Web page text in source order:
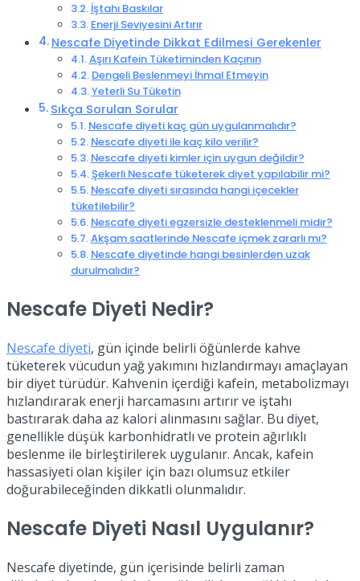
İştahı Baskılar
Enerji Seviyesini Artırır
Nescafe Diyetinde Dikkat Edilmesi Gerekenler
Aşırı Kafein Tüketiminden Kaçının
Dengeli Beslenmeyi İhmal Etmeyin
Yeterli Su Tüketin
Sıkça Sorulan Sorular
Nescafe diyeti kaç gün uygulanmalıdır?
Nescafe diyeti ile kaç kilo verilir?
Nescafe diyeti kimler için uygun değildir?
Şekerli Nescafe tüketerek diyet yapılabilir mi?
Nescafe diyeti sırasında hangi içecekler
tüketilebilir?
Nescafe diyeti egzersizle desteklenmeli midir?
Akşam saatlerinde Nescafe içmek zararlı mı?
Nescafe diyetinde hangi besinlerden uzak
durulmalıdır?
Nescafe Diyeti Nedir?
Nescafe diyeti, gün içinde belirli öğünlerde kahve
tüketerek vücudun yağ yakımını hızlandırmayı amaçlayan
bir diyet türüdür. Kahvenin içerdiği kafein, metabolizmayı
hızlandırarak enerji harcamasını artırır ve iştahı
bastırarak daha az kalori alınmasını sağlar. Bu diyet,
genellikle düşük karbonhidratlı ve protein ağırlıklı
beslenme ile birleştirilerek uygulanır. Ancak, kafein
hassasiyeti olan kişiler için bazı olumsuz etkiler
doğurabileceğinden dikkatli olunmalıdır.
Nescafe Diyeti Nasıl Uygulanır?
Nescafe diyetinde, gün içerisinde belirli zaman